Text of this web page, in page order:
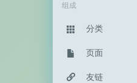
组成
分类
主机教程
建站知识
页面
归档栏
友链